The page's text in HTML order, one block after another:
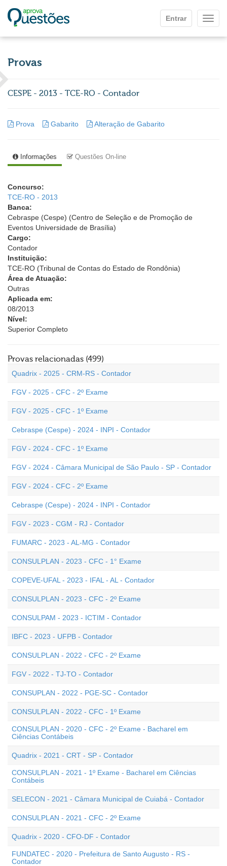
Entrar
Provas
CESPE - 2013 - TCE-RO - Contador
Prova Gabarito Alteração de Gabarito
Informações Questões On-line
Concurso:
TCE-RO - 2013
Banca:
Cebraspe (Cespe) (Centro de Seleção e de Promoção de
Eventos Universidade de Brasília)
Cargo:
Contador
Instituição:
TCE-RO (Tribunal de Contas do Estado de Rondônia)
Área de Atuação:
Outras
Aplicada em:
08/2013
Nível:
Superior Completo
Provas relacionadas (499)
Quadrix - 2025 - CRM-RS - Contador
FGV - 2025 - CFC - 2º Exame
FGV - 2025 - CFC - 1º Exame
Cebraspe (Cespe) - 2024 - INPI - Contador
FGV - 2024 - CFC - 1º Exame
FGV - 2024 - Câmara Municipal de São Paulo - SP - Contador
FGV - 2024 - CFC - 2º Exame
Cebraspe (Cespe) - 2024 - INPI - Contador
FGV - 2023 - CGM - RJ - Contador
FUMARC - 2023 - AL-MG - Contador
CONSULPLAN - 2023 - CFC - 1° Exame
COPEVE-UFAL - 2023 - IFAL - AL - Contador
CONSULPLAN - 2023 - CFC - 2º Exame
CONSULPAM - 2023 - ICTIM - Contador
IBFC - 2023 - UFPB - Contador
CONSULPLAN - 2022 - CFC - 2º Exame
FGV - 2022 - TJ-TO - Contador
CONSUPLAN - 2022 - PGE-SC - Contador
CONSULPLAN - 2022 - CFC - 1º Exame
CONSULPLAN - 2020 - CFC - 2º Exame - Bacharel em
Ciências Contábeis
Quadrix - 2021 - CRT - SP - Contador
CONSULPLAN - 2021 - 1º Exame - Bacharel em Ciências
Contábeis
SELECON - 2021 - Câmara Municipal de Cuiabá - Contador
CONSULPLAN - 2021 - CFC - 2º Exame
Quadrix - 2020 - CFO-DF - Contador
FUNDATEC - 2020 - Prefeitura de Santo Augusto - RS -
Contador